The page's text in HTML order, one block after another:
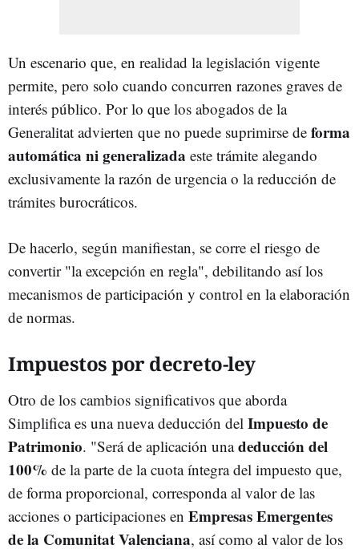
Un escenario que, en realidad la legislación vigente
permite, pero solo cuando concurren razones graves de
interés público. Por lo que los abogados de la
Generalitat advierten que no puede suprimirse de forma
automática ni generalizada este trámite alegando
exclusivamente la razón de urgencia o la reducción de
trámites burocráticos.
De hacerlo, según manifiestan, se corre el riesgo de
convertir "la excepción en regla", debilitando así los
mecanismos de participación y control en la elaboración
de normas.
Impuestos por decreto-ley
Otro de los cambios significativos que aborda
Simplifica es una nueva deducción del Impuesto de
Patrimonio. "Será de aplicación unadeducción del
100% de la parte de la cuota íntegra del impuesto que,
de forma proporcional, corresponda al valor de las
acciones o participaciones en Empresas Emergentes
de la Comunitat Valenciana, así como al valor de los